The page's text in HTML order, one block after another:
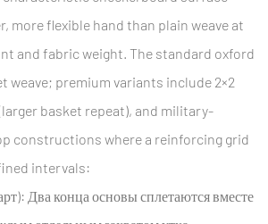
more flexible hand than plain weave at
and fabric weight. The standard oxford
weave; premium variants include 2×2
basket repeat), and military-
constructions where a reinforcing grid
intervals:
Два конца основы сплетаются вместе